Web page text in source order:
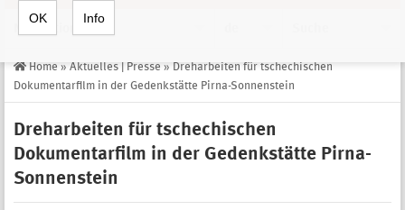
OK Info
Home » Aktuelles | Presse » Dreharbeiten für tschechischen
Dokumentarfilm in der Gedenkstätte Pirna-Sonnenstein
Dreharbeiten für tschechischen
Dokumentarfilm in der Gedenkstätte Pirna-
Sonnenstein